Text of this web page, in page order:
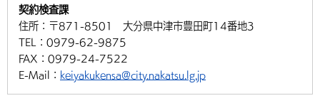
契約検査課
住所： 〒871-8501 大分県中津市豊田町14番地3
TEL： 0979-62-9875
FAX： 0979-24-7522
E-Mail： keiyakukensa@city.nakatsu.lg.jp